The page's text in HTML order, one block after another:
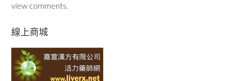
view comments.
線上商城